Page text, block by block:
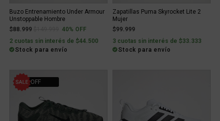
Buzo Entrenamiento Under Armour
Unstoppable Hombre
$88.999
Price reduced from
to40% OFF
2 cuotas sin interés de $44.500
Stock para envío
Zapatillas Puma Skyrocket Lite 2
Mujer
$99.999
3 cuotas sin interés de $33.333
Stock para envío
30% OFF